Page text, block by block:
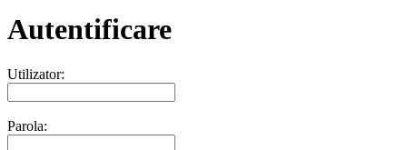
Autentificare
Utilizator:
Parola: